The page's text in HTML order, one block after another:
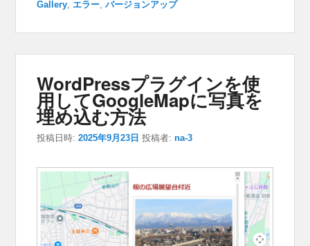
Gallery エラー ,バージョンアップ
WordPressプラグインを使
用してGoogleMapに写真を
埋め込む方法
投稿日時:2025年9月23日 投稿者:na-3